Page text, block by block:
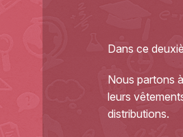
Dans ce
Nous partons
leurs
distributions.